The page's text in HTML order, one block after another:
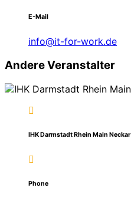
E-Mail
info@it-for-work.de
Andere Veranstalter
IHK Darmstadt Rhein Main Neckar
Phone